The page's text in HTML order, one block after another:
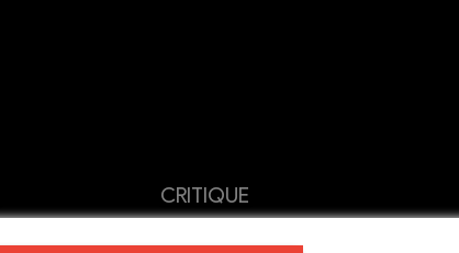
CRITIQUE